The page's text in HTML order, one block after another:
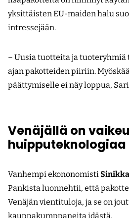
yksittäisten EU-maiden halu
intressejään.
– Uusia tuotteita ja tuoteryhmiä
ajan pakotteiden piiriin.
päättymiselle ei näy loppua,
Venäjällä on
huipputeknologiaa
Vanhempi ekononomisti
Pankista luonnehtii, että
Venäjän vientituloja, ja se on
kauppakumppaneita idästä.